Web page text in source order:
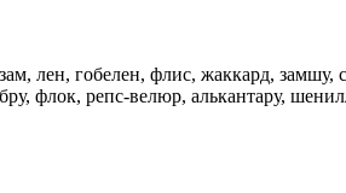
лен, гобелен, флис, жаккард, замшу,
флок, репс-велюр, алькантару,